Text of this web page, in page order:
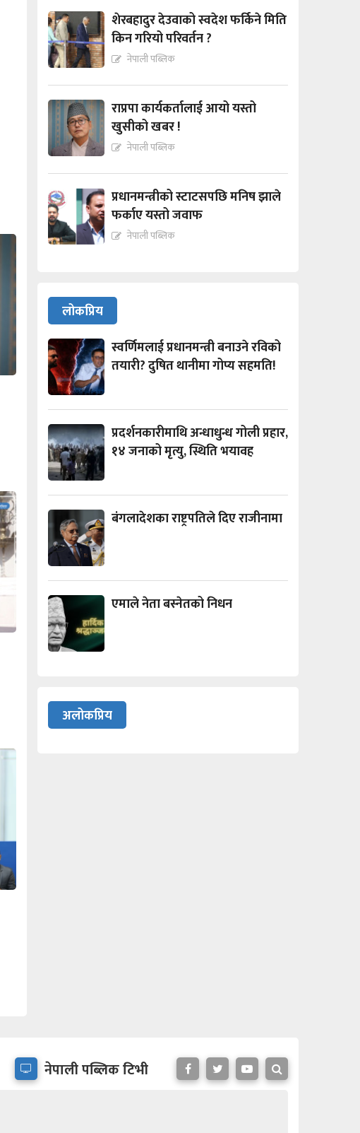
शेरबहादुर देउवाको स्वदेश फर्किने मिति
किन गरियो परिवर्तन ?
नेपाली पब्लिक
राप्रपा कार्यकर्तालाई आयो यस्तो
खुसीको खबर !
नेपाली पब्लिक
प्रधानमन्त्रीको स्टाटसपछि मनिष झाले
फर्काए यस्तो जवाफ
नेपाली पब्लिक
लोकप्रिय
स्वर्णिमलाई प्रधानमन्त्री बनाउने रविको
तयारी? दुषित थानीमा गोप्य सहमति!
प्रदर्शनकारीमाथि अन्धाधुन्ध गोली प्रहार,
१४ जनाको मृत्यु, स्थिति भयावह
बंगलादेशका राष्ट्रपतिले दिए राजीनामा
एमाले नेता बस्नेतको निधन
अलोकप्रिय
नेपाली पब्लिक टिभी